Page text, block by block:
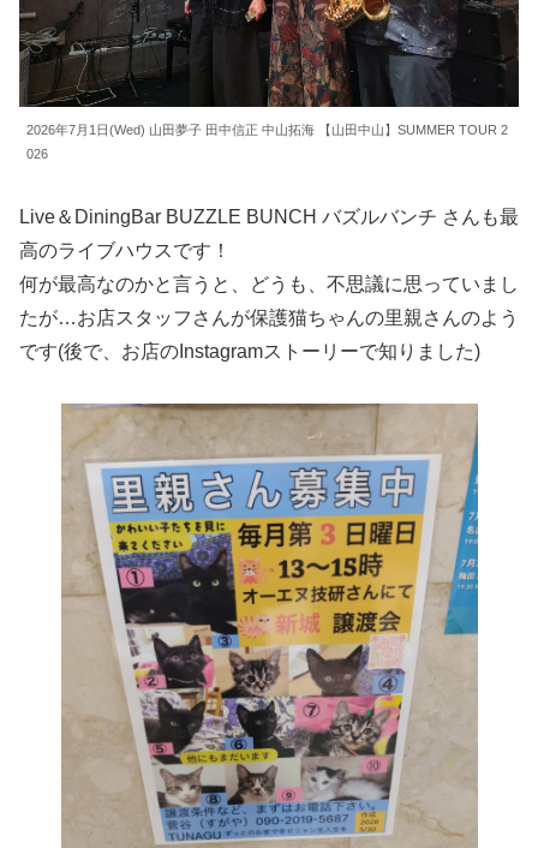
2026年7月1日(Wed) 山田夢子 田中信正 中山拓海 【山田中山】SUMMER TOUR 2
026
Live＆DiningBar BUZZLE BUNCH バズルバンチ さんも最
高のライブハウスです！
何が最高なのかと言うと、どうも、不思議に思っていまし
たが…お店スタッフさんが保護猫ちゃんの里親さんのよう
です(後で、お店のInstagramストーリーで知りました)